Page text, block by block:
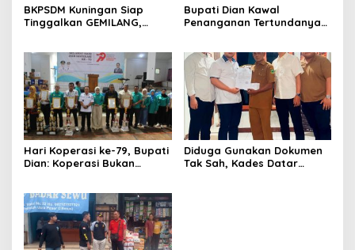
BKPSDM Kuningan Siap
Tinggalkan GEMILANG,
Bupati Dian Kawal
Penanganan Tertundanya
Jemaah Dipenuhi
Hari Koperasi ke-79, Bupati
Dian: Koperasi Bukan
Kesejahteraan
Diduga Gunakan Dokumen
Tak Sah, Kades Datar